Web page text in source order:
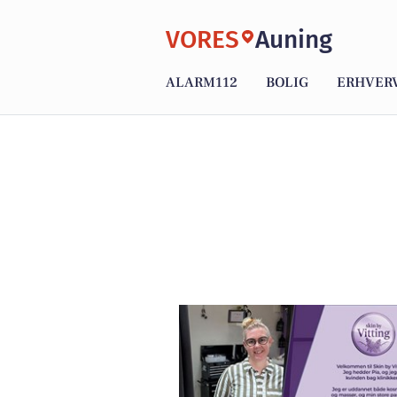
VORES Auning
ALARM112 BOLIG